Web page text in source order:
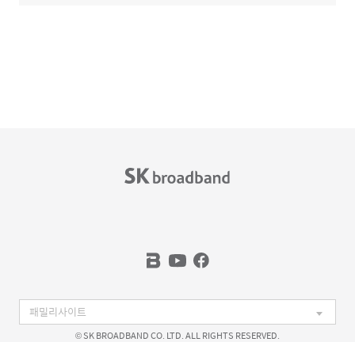
© SK BROADBAND CO. LTD. ALL RIGHTS RESERVED.